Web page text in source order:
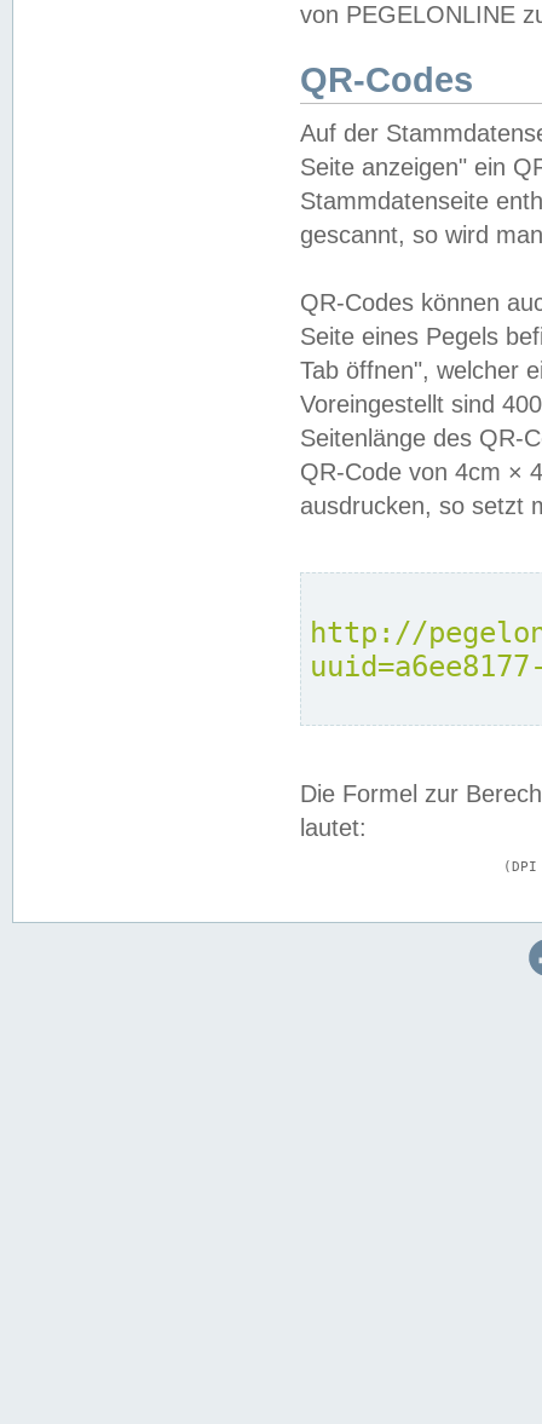
von PEGELONLINE
QR-Codes
Auf der
Seite anzeigen" ein
Stammdatenseite
gescannt, so wird
QR-Codes können
Seite eines Pegels
Tab öffnen", welcher
Voreingestellt sind
Seitenlänge des QR-
QR-Code von 4cm ×
ausdrucken, so setzt
http://
Die Formel zur
lautet: